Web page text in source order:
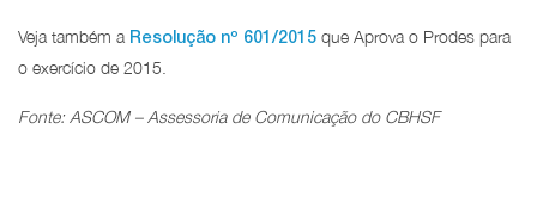
Veja também a Resolução nº 601/2015 que Aprova o Prodes para
o exercício de 2015.
Fonte: ASCOM – Assessoria de Comunicação do CBHSF